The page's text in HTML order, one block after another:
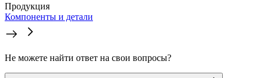
Продукция
Компоненты и детали
Не можете найти ответ на свои вопросы?